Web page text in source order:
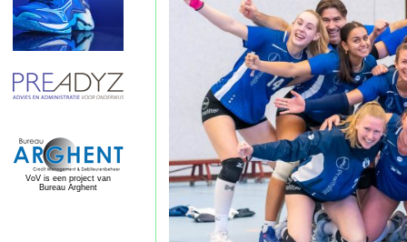
VoV is een project van
Bureau Arghent